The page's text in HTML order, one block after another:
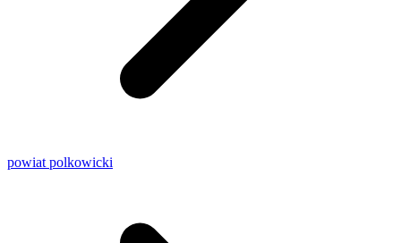
powiat polkowicki